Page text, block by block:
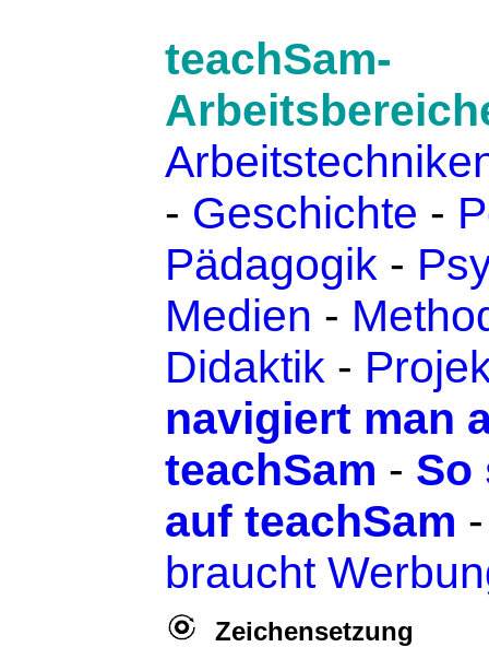
teachSam-
- Geschichte -
Pädagogik -
Medien -
Didaktik -
navigiert man
teachSam - So
auf teachSam
braucht
Zeichensetzung